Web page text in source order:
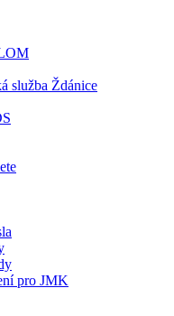
služba Ždánice
pro JMK